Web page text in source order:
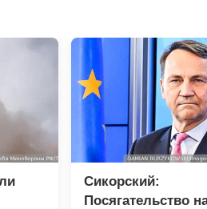
Сикорский:
Посягательство